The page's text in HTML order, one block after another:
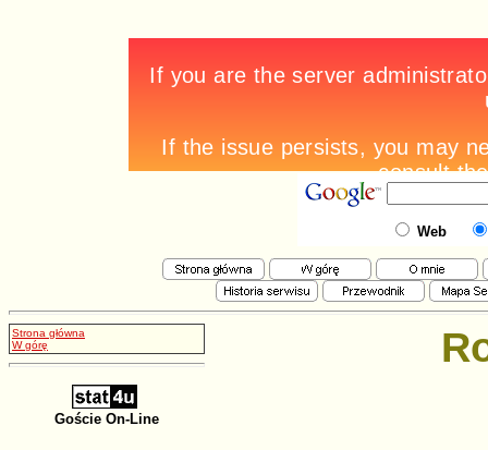
Web
Strona główna
W górę
Goście On-Line